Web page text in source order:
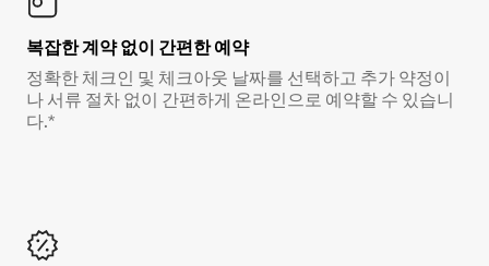
복잡한 계약 없이 간편한 예약
정확한 체크인 및 체크아웃 날짜를 선택하고 추가 약정이
나 서류 절차 없이 간편하게 온라인으로 예약할 수 있습니
다.*